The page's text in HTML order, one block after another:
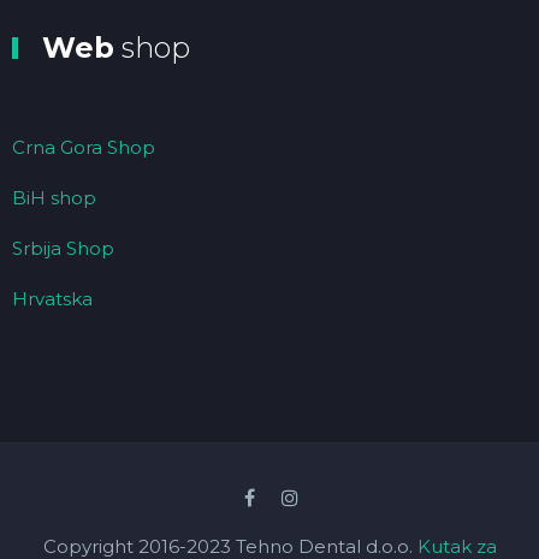
Web shop
Crna Gora Shop
BiH shop
Srbija Shop
Hrvatska
Copyright 2016-2023 Tehno Dental d.o.o. Kutak za